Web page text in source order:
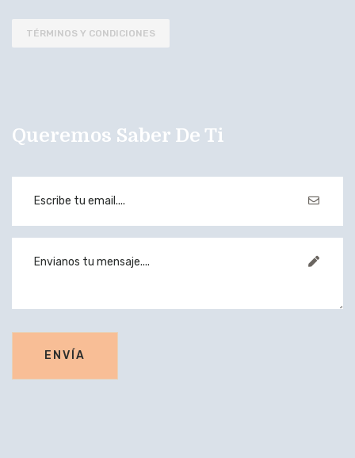
TÉRMINOS Y CONDICIONES
Queremos Saber De Ti